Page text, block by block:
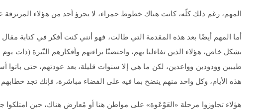
المهم، رغم ذلك كلّه، كانت هناك خطوط حمراء، لا يجرؤ أحد من هؤلاء المرتزقة
أما المهم أيضًا بعد هذه المقدمة التي طالت، فهو أنني كنت أفكر في كتابة
بشكل خاص، هؤلاء الذين تفاءلنا بهم، واحتضنّا براءتهم وأفكارهم النّيرة (ذات
طيبين وودودين وواعدين، لكن ما هي إلا سنوات قليلة، بعد عودتهم، حتى
هذه الأيام، وكل واحد منهم ينضح بما فيه على الفضاء مباشرة، فإنك تجد
هؤلاء تجاوزوا مرحلة «العَوْعَوة» على مواطن هنا أو مُعارض هناك، حين